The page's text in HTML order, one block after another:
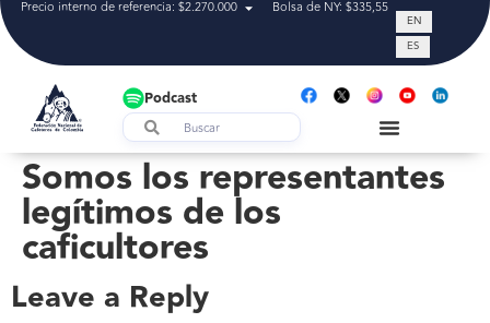
Precio interno de referencia: $2.270.000 Bolsa de NY: $335,55 Tasa de
EN
ES
Podcast
Somos los representantes
legítimos de los
caficultores
Leave a Reply